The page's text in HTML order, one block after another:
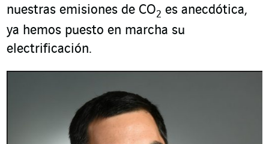
nuestras emisiones de CO2 es anecdótica,
ya hemos puesto en marcha su
electrificación.